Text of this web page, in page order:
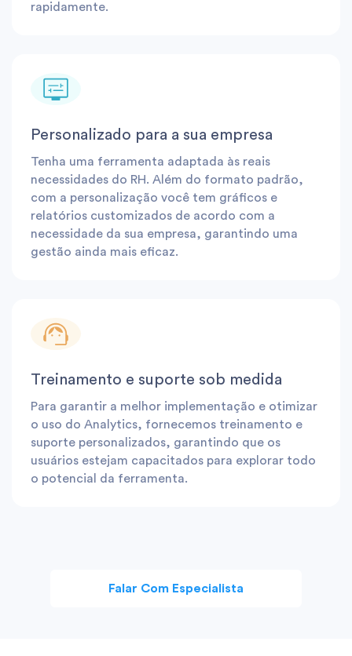
rapidamente.
Personalizado para a sua empresa
Tenha uma ferramenta adaptada às reais
necessidades do RH. Além do formato padrão,
com a personalização você tem gráficos e
relatórios customizados de acordo com a
necessidade da sua empresa, garantindo uma
gestão ainda mais eficaz.
Treinamento e suporte sob medida
Para garantir a melhor implementação e otimizar
o uso do Analytics, fornecemos treinamento e
suporte personalizados, garantindo que os
usuários estejam capacitados para explorar todo
o potencial da ferramenta.
Falar Com Especialista